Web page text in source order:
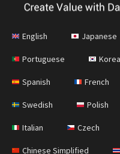
English Japanese
Portuguese
Spanish French
Swedish Polish
Italian Czech
Chinese Simplified